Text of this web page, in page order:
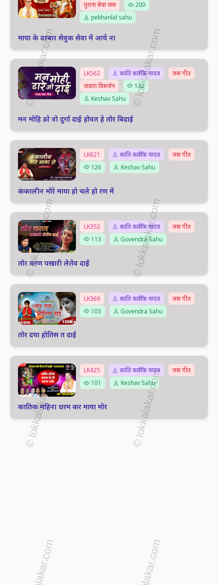
पुराना सेवा जस
200
pekhanlal sahu
माया के दरबार सेवुक सेवा में आये ना
LK562 कांति कार्तिक यादव
जस गीत
जवारा विसर्जन
132
Keshav Sahu
मन मोहि डरे वो दुर्गा दाई होवत हे तोर बिदाई
LK621 कांति कार्तिक यादव
जस गीत
126
Keshav Sahu
कंकालीन मोरे माया हो चले हो रण में
LK352 कांति कार्तिक यादव
जस गीत
113
Govendra Sahu
तोर चरण पखारी लेतेव दाई
LK369 कांति कार्तिक यादव
जस गीत
103
Govendra Sahu
तोर दया होतिस त दाई
LK425 कांति कार्तिक यादव
जस गीत
101
Keshav Sahu
कातिक महिना धरम कर माया मोर